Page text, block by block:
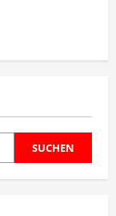
SUCHEN